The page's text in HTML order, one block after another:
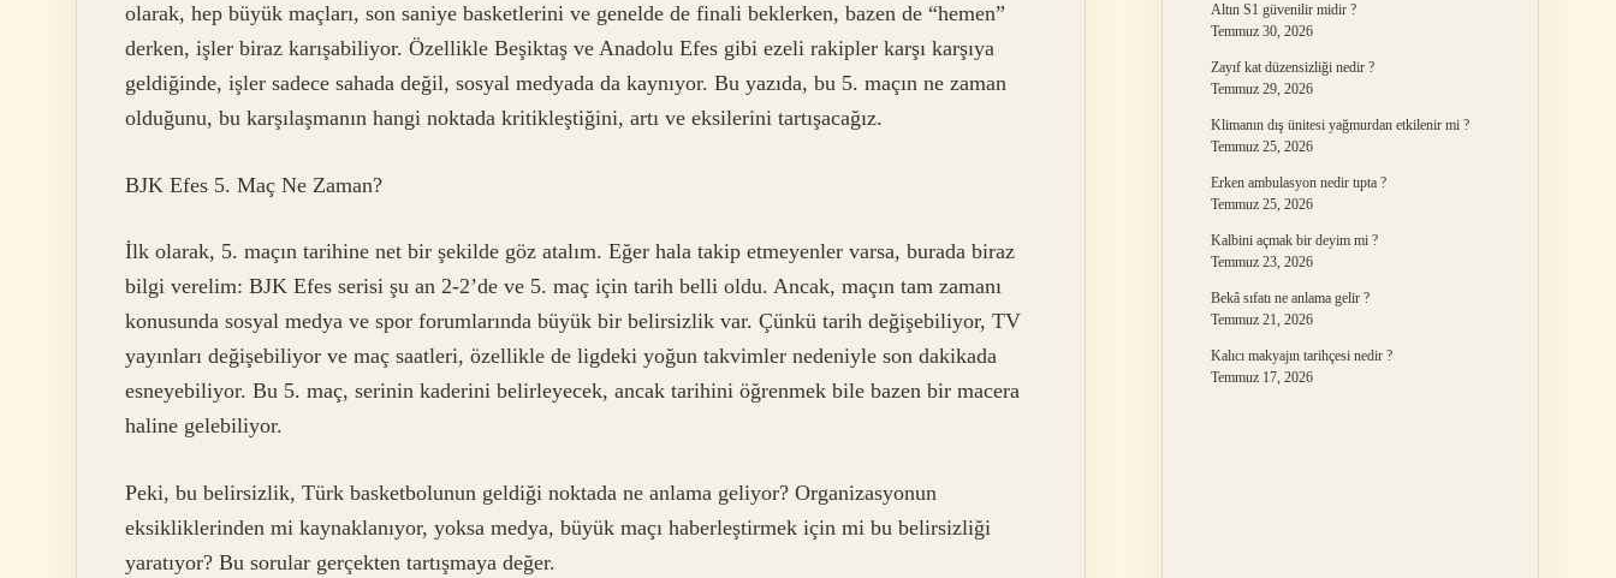
olarak, hep büyük maçları, son saniye basketlerini ve genelde de finali beklerken, bazen de “hemen”
derken, işler biraz karışabiliyor. Özellikle Beşiktaş ve Anadolu Efes gibi ezeli rakipler karşı karşıya
geldiğinde, işler sadece sahada değil, sosyal medyada da kaynıyor. Bu yazıda, bu 5. maçın ne zaman
olduğunu, bu karşılaşmanın hangi noktada kritikleştiğini, artı ve eksilerini tartışacağız.
BJK Efes 5. Maç Ne Zaman?
İlk olarak, 5. maçın tarihine net bir şekilde göz atalım. Eğer hala takip etmeyenler varsa, burada biraz
bilgi verelim: BJK Efes serisi şu an 2-2’de ve 5. maç için tarih belli oldu. Ancak, maçın tam zamanı
konusunda sosyal medya ve spor forumlarında büyük bir belirsizlik var. Çünkü tarih değişebiliyor, TV
yayınları değişebiliyor ve maç saatleri, özellikle de ligdeki yoğun takvimler nedeniyle son dakikada
esneyebiliyor. Bu 5. maç, serinin kaderini belirleyecek, ancak tarihini öğrenmek bile bazen bir macera
haline gelebiliyor.
Peki, bu belirsizlik, Türk basketbolunun geldiği noktada ne anlama geliyor? Organizasyonun
eksikliklerinden mi kaynaklanıyor, yoksa medya, büyük maçı haberleştirmek için mi bu belirsizliği
yaratıyor? Bu sorular gerçekten tartışmaya değer.
Altın S1 güvenilir midir ?
Temmuz 30, 2026
Zayıf kat düzensizliği nedir ?
Temmuz 29, 2026
Klimanın dış ünitesi yağmurdan etkilenir mi ?
Temmuz 25, 2026
Erken ambulasyon nedir tıpta ?
Temmuz 25, 2026
Kalbini açmak bir deyim mi ?
Temmuz 23, 2026
Bekâ sıfatı ne anlama gelir ?
Temmuz 21, 2026
Kalıcı makyajın tarihçesi nedir ?
Temmuz 17, 2026